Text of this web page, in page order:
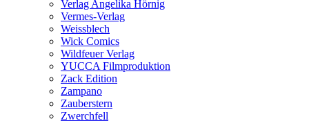
Verlag Angelika Hörnig
Vermes-Verlag
Weissblech
Wick Comics
Wildfeuer Verlag
YUCCA Filmproduktion
Zack Edition
Zampano
Zauberstern
Zwerchfell